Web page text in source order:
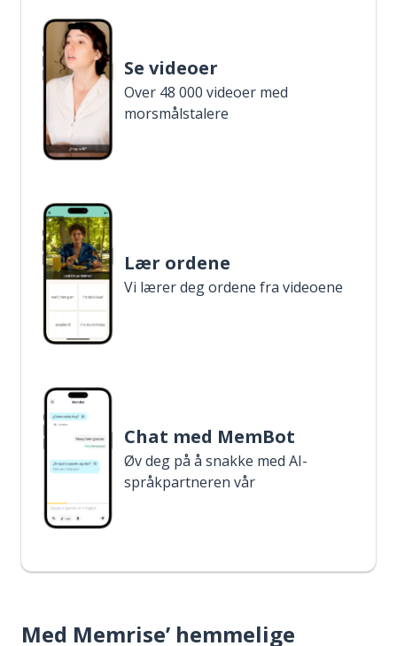
Se videoer
Over 48 000 videoer med
morsmålstalere
Lær ordene
Vi lærer deg ordene fra videoene
Chat med MemBot
Øv deg på å snakke med AI-
språkpartneren vår
Med Memrise’ hemmelige